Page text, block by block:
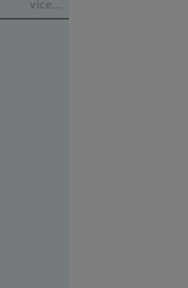
více...